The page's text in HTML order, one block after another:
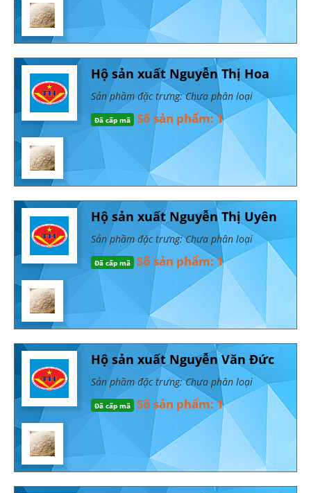
Hộ sản xuất Nguyễn Thị Hoa
Sản phầm đặc trưng: Chưa phân loại
Đã cấp mã Số sản phẩm: 1
Hộ sản xuất Nguyễn Thị Uyên
Sản phầm đặc trưng: Chưa phân loại
Đã cấp mã Số sản phẩm: 1
Hộ sản xuất Nguyễn Văn Đức
Sản phầm đặc trưng: Chưa phân loại
Đã cấp mã Số sản phẩm: 1